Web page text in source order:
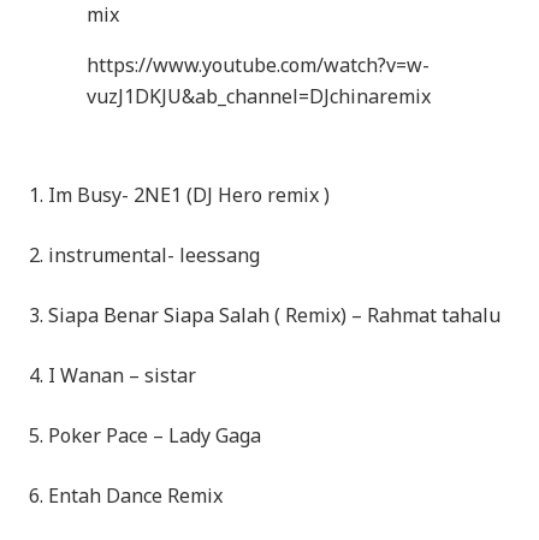
mix
https://www.youtube.com/watch?v=w-
vuzJ1DKJU&ab_channel=DJchinaremix
1. Im Busy- 2NE1 (DJ Hero remix )
2. instrumental- leessang
3. Siapa Benar Siapa Salah ( Remix) – Rahmat tahalu
4. I Wanan – sistar
5. Poker Pace – Lady Gaga
6. Entah Dance Remix